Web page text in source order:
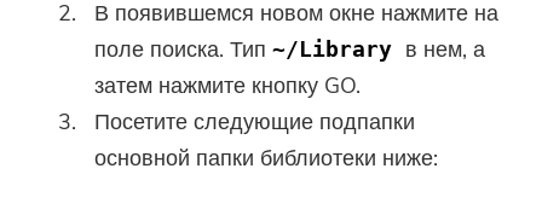
В появившемся новом окне нажмите на
поле поиска. Тип~/Library в нем, а
затем нажмите кнопку GO.
Посетите следующие подпапки
основной папки библиотеки ниже: